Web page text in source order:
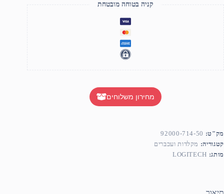
קניה בטוחה מובטחת
מחירון משלוחים
מק"ט: 92000-714-50
קטגוריה: מקלדות ועכברים
מותג: LOGITECH